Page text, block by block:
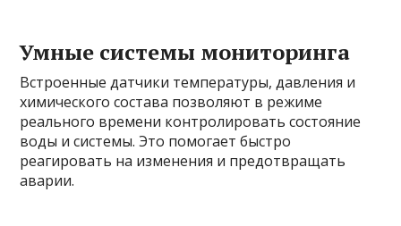
Умные системы мониторинга
Встроенные датчики температуры, давления и
химического состава позволяют в режиме
реального времени контролировать состояние
воды и системы. Это помогает быстро
реагировать на изменения и предотвращать
аварии.